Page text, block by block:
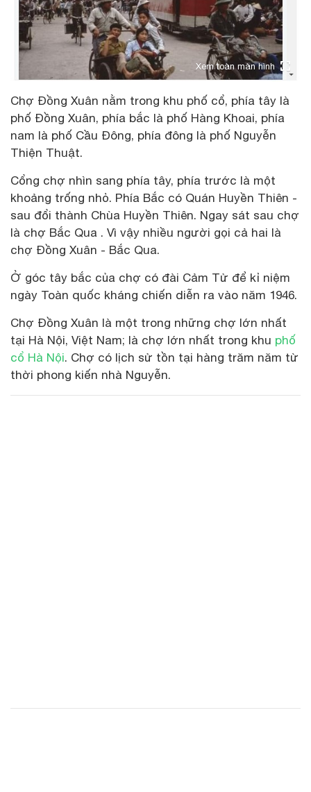
Xem toàn màn hình
Chợ Đồng Xuân nằm trong khu phố cổ, phía tây là
phố Đồng Xuân, phía bắc là phố Hàng Khoai, phía
nam là phố Cầu Đông, phía đông là phố Nguyễn
Thiện Thuật.
Cổng chợ nhìn sang phía tây, phía trước là một
khoảng trống nhỏ. Phía Bắc có Quán Huyền Thiên -
sau đổi thành Chùa Huyền Thiên. Ngay sát sau chợ
là chợ Bắc Qua . Vì vậy nhiều người gọi cả hai là
chợ Đồng Xuân - Bắc Qua.
Ở góc tây bắc của chợ có đài Cảm Tử để kỉ niệm
ngày Toàn quốc kháng chiến diễn ra vào năm 1946.
Chợ Đồng Xuân là một trong những chợ lớn nhất
tại Hà Nội, Việt Nam; là chợ lớn nhất trong khu phố
cổ Hà Nội. Chợ có lịch sử tồn tại hàng trăm năm từ
thời phong kiến nhà Nguyễn.